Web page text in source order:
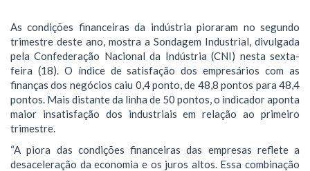
As condições financeiras da indústria pioraram no segundo
trimestre deste ano, mostra a Sondagem Industrial, divulgada
pela Confederação Nacional da Indústria (CNI) nesta sexta-
feira (18). O índice de satisfação dos empresários com as
finanças dos negócios caiu 0,4 ponto, de 48,8 pontos para 48,4
pontos. Mais distante da linha de 50 pontos, o indicador aponta
maior insatisfação dos industriais em relação ao primeiro
trimestre.
“A piora das condições financeiras das empresas reflete a
desaceleração da economia e os juros altos. Essa combinação